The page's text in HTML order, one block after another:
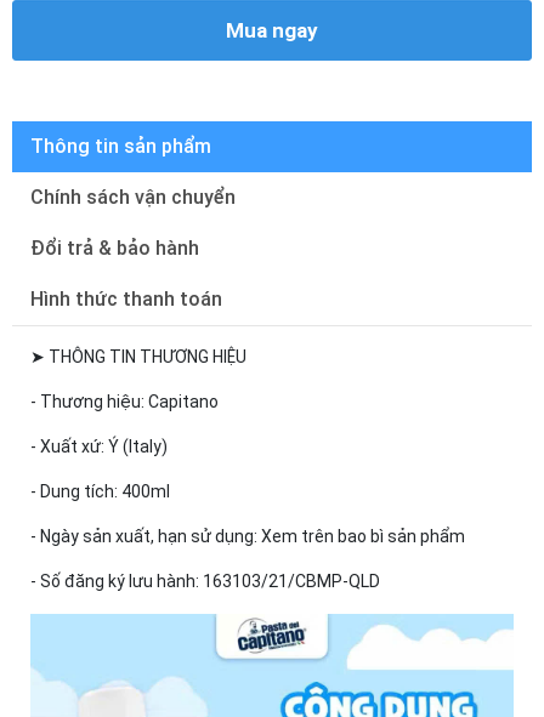
Mua ngay
Thông tin sản phẩm
Chính sách vận chuyển
Đổi trả & bảo hành
Hình thức thanh toán
➤ THÔNG TIN THƯƠNG HIỆU
- Thương hiệu: Capitano
- Xuất xứ: Ý (Italy)
- Dung tích: 400ml
- Ngày sản xuất, hạn sử dụng: Xem trên bao bì sản phẩm
- Số đăng ký lưu hành: 163103/21/CBMP-QLD